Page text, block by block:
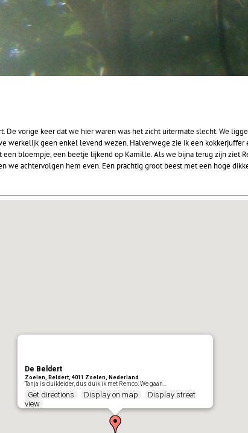
De vorige keer dat we hier waren was het zicht uitermate slecht. We
werkelijk geen enkel levend wezen. Halverwege zie ik een kokkerjuffer
bloempje, een beetje lijkend op Kamille. Als we bijna terug zijn ziet
we achtervolgen hem even. Een prachtig groot beest met een hoge
De Beldert
Zoelen, Beldert, 4011 Zoelen, Nederland
Tanja is duikleider, dus duik ik met Remco. We gaan…
Get directions Display on map
Display street
view